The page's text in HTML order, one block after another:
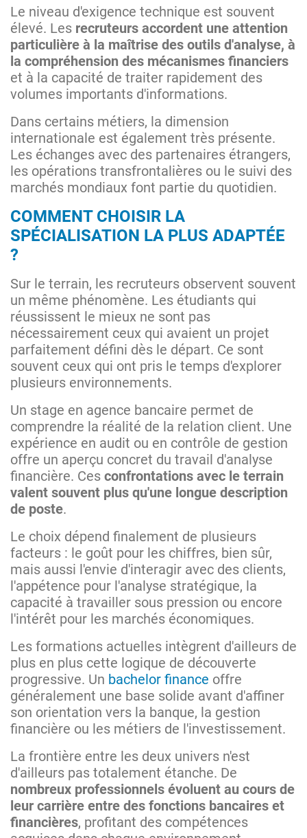
Le niveau d'exigence technique est souvent
élevé. Les recruteurs accordent une attention
particulière à la maîtrise des outils d'analyse, à
la compréhension des mécanismes financiers
et à la capacité de traiter rapidement des
volumes importants d'informations.
Dans certains métiers, la dimension
internationale est également très présente.
Les échanges avec des partenaires étrangers,
les opérations transfrontalières ou le suivi des
marchés mondiaux font partie du quotidien.
COMMENT CHOISIR LA
SPÉCIALISATION LA PLUS ADAPTÉE
?
Sur le terrain, les recruteurs observent souvent
un même phénomène. Les étudiants qui
réussissent le mieux ne sont pas
nécessairement ceux qui avaient un projet
parfaitement défini dès le départ. Ce sont
souvent ceux qui ont pris le temps d'explorer
plusieurs environnements.
Un stage en agence bancaire permet de
comprendre la réalité de la relation client. Une
expérience en audit ou en contrôle de gestion
offre un aperçu concret du travail d'analyse
financière. Ces confrontations avec le terrain
valent souvent plus qu'une longue description
de poste.
Le choix dépend finalement de plusieurs
facteurs : le goût pour les chiffres, bien sûr,
mais aussi l'envie d'interagir avec des clients,
l'appétence pour l'analyse stratégique, la
capacité à travailler sous pression ou encore
l'intérêt pour les marchés économiques.
Les formations actuelles intègrent d'ailleurs de
plus en plus cette logique de découverte
progressive. Un bachelor finance offre
généralement une base solide avant d'affiner
son orientation vers la banque, la gestion
financière ou les métiers de l'investissement.
La frontière entre les deux univers n'est
d'ailleurs pas totalement étanche. De
nombreux professionnels évoluent au cours de
leur carrière entre des fonctions bancaires et
financières, profitant des compétences